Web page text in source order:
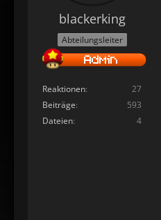
blackerking
Abteilungsleiter
Reaktionen
27
Beiträge
593
Dateien
4